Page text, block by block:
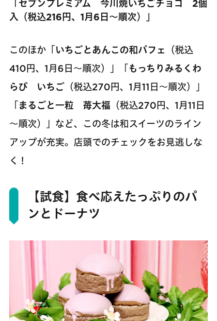
「セブンプレミアム 今川焼いちごチョコ 2個
入（税込216円、1月6日～順次）」
このほか「 いちごとあんこの和パフェ （税込
410円、1月6日～順次）」「 もっちりみるくわ
らび いちご （税込270円、1月11日～順次）」
まるごと一粒 苺大福 （税込270円、1月11日
～順次）」など、この冬は和スイーツのライン
アップが充実。店頭でのチェックをお見逃しな
く！
【試食】食べ応えたっぷりのパ
ンとドーナツ